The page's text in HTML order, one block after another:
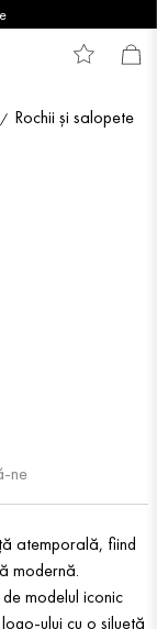
Rochii și salopete
ne
atemporală, fiind
modernă.
modelul iconic
ului cu o siluetă